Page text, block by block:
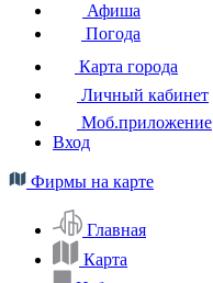
Афиша
Погода
Карта города
Личный кабинет
Моб.приложение
Вход
Фирмы на карте
Главная
Карта